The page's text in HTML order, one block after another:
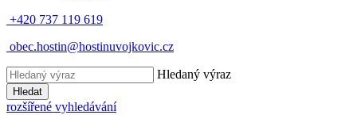
+420 737 119 619
obec.hostin@hostinuvojkovic.cz
Hledaný výraz
Hledat
rozšířené vyhledávání